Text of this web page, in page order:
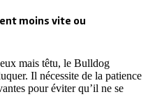
moins vite ou
mais têtu, le Bulldog
Il nécessite de la patience
pour éviter qu’il ne se